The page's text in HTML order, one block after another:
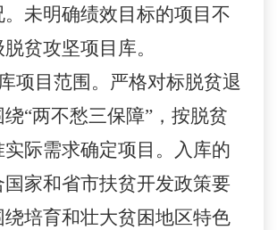
未明确绩效目标的项目不
贫攻坚项目库。
项目范围。严格对标脱贫退
绕“两不愁三保障”，按脱贫
际需求确定项目。入库的
家和省市扶贫开发政策要
培育和壮大贫困地区特色